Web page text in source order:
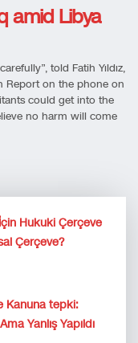
amid Libya
told Fatih Yıldız,
Report on the phone on
could get into the
no harm will come
Hukuki Çerçeve
Çerçeve?
Kanuna tepki:
Yanlış Yapıldı